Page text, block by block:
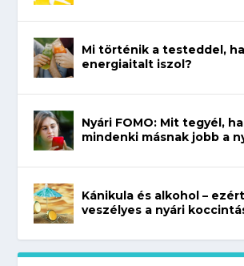
Mi történik a testeddel,
energiaitalt iszol?
Nyári FOMO: Mit tegyél,
mindenki másnak jobb a
Kánikula és alkohol –
veszélyes a nyári